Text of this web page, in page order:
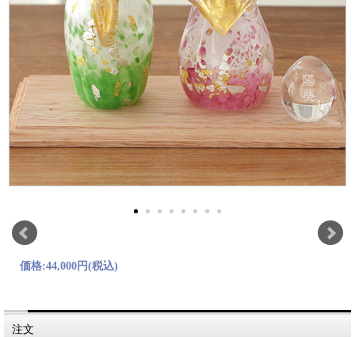
価格:44,000円(税込)
注文